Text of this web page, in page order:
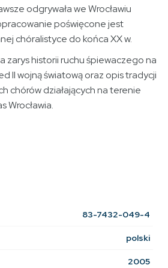
odgrywała we Wrocławiu
poświęcone jest
chóralistyce do końca XX w.
zarys historii ruchu śpiewaczego na
II wojną światową oraz opis tradycji
chórów działających na terenie
Wrocławia.
83-7432-049-4
polski
2005